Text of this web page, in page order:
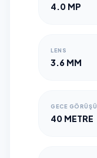
4.0 MP
LENS
3.6 MM
GECE GÖRÜŞÜ
40 METRE